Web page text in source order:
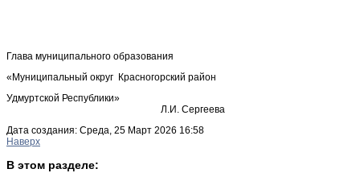
Глава муниципального образования
«Муниципальный округ Красногорский район
Удмуртской Республики»
Л.И. Сергеева
Дата создания: Среда, 25 Март 2026 16:58
Наверх
В этом разделе: